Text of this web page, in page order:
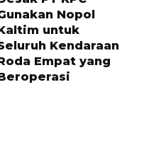
Nopol
untuk
Kendaraan
Empat yang